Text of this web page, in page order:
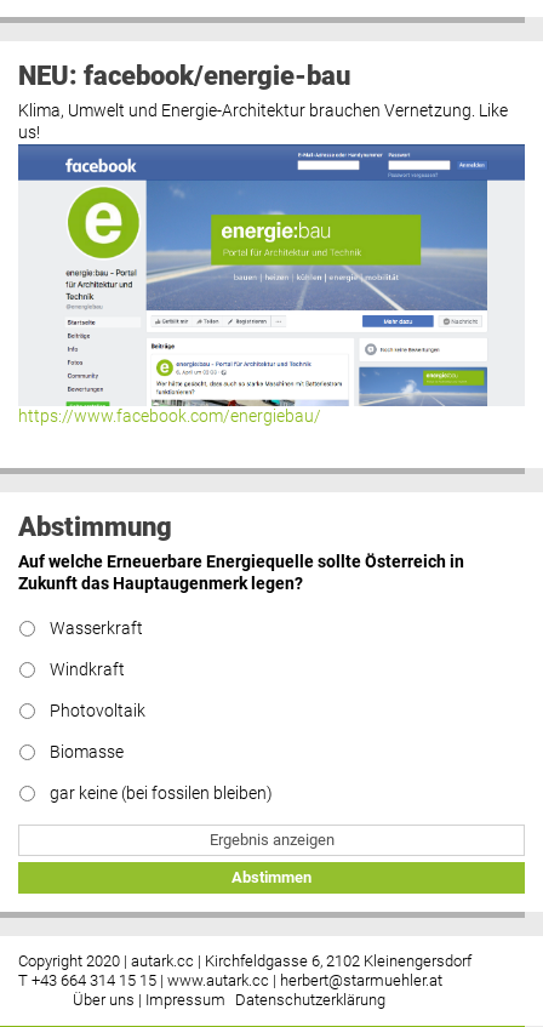
NEU: facebook/energie-bau
Klima, Umwelt und Energie-Architektur brauchen Vernetzung. Like
us!
https://www.facebook.com/energiebau/
Abstimmung
Auf welche Erneuerbare Energiequelle sollte Österreich in
Zukunft das Hauptaugenmerk legen?
Wasserkraft
Windkraft
Photovoltaik
Biomasse
gar keine (bei fossilen bleiben)
Ergebnis anzeigen
Abstimmen
Copyright 2020 | autark.cc | Kirchfeldgasse 6, 2102 Kleinengersdorf
T +43 664 314 15 15 | www.autark.cc | herbert@starmuehler.at
Über uns | Impressum Datenschutzerklärung